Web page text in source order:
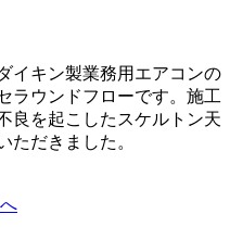
イキン製業務用エアコンの
ラウンドフローです。施工
良を起こしたスケルトン天
ただきました。